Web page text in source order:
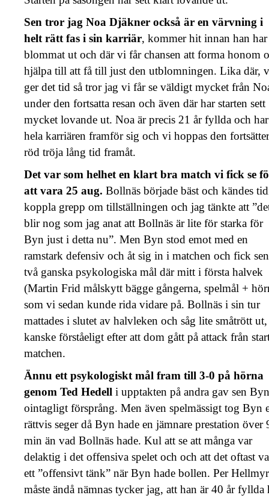
Sen tror jag Noa Djäkner också är en värvning i
helt rätt fas i sin karriär, kommer hit innan han har
blommat ut och där vi får chansen att forma honom
hjälpa till att få till just den utblomningen. Lika där,
ger det tid så tror jag vi får se väldigt mycket från
under den fortsatta resan och även där har starten sett
mycket lovande ut. Noa är precis 21 år fyllda och har
hela karriären framför sig och vi hoppas den
röd tröja lång tid framåt.
Det var som helhet en klart bra match vi fick se
att vara 25 aug. Bollnäs började bäst och kändes
koppla grepp om tillställningen och jag tänkte att
blir nog som jag anat att Bollnäs är lite för starka för
Byn just i detta nu”. Men Byn stod emot med en
ramstark defensiv och åt sig in i matchen och fick sen
två ganska psykologiska mål där mitt i första halvek
(Martin Frid målskytt bägge gångerna, spelmål +
som vi sedan kunde rida vidare på. Bollnäs i sin tur
mattades i slutet av halvleken och såg lite småtrött ut,
kanske förståeligt efter att dom gått på attack från
matchen.
Ännu ett psykologiskt mål fram till 3-0 på hörna
genom Ted Hedell i upptakten på andra gav sen
ointagligt försprång. Men även spelmässigt tog Byn
rättvis seger då Byn hade en jämnare prestation över
min än vad Bollnäs hade. Kul att se att många var
delaktig i det offensiva spelet och och att det oftast
ett ”offensivt tänk” när Byn hade bollen. Per
måste ändå nämnas tycker jag, att han är 40 år fyllda